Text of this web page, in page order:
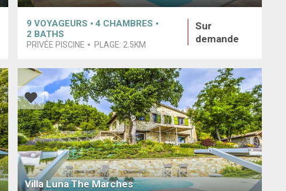
9 VOYAGEURS 4 CHAMBRES
2 BATHS
PRIVÉE PISCINE PLAGE: 2.5KM
Sur
demande
Villa Luna The Marches